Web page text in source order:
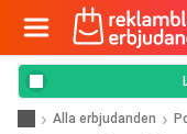
Alla erbjudanden